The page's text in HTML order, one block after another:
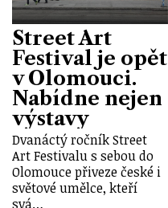
Street Art
Festival je opět
v Olomouci.
Nabídne nejen
výstavy
Dvanáctý ročník Street
Art Festivalu s sebou do
Olomouce přiveze české i
světové umělce, kteří
svá…